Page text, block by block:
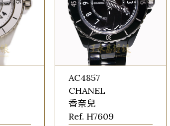
AC4857
CHANEL
香奈兒
Ref. H7609